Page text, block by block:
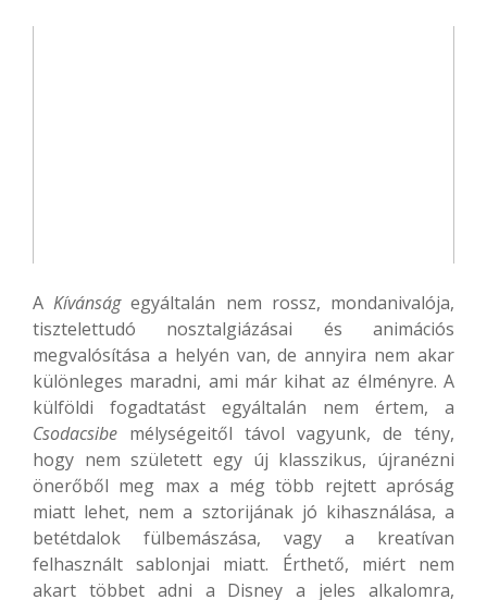
AKívánságegyáltalán nem rossz, mondanivalója,
tisztelettudó nosztalgiázásai és animációs
megvalósítása a helyén van, de annyira nem akar
különleges maradni, ami már kihat az élményre. A
külföldi fogadtatást egyáltalán nem értem, a
Csodacsibe mélységeitől távol vagyunk, de tény,
hogy nem született egy új klasszikus, újranézni
önerőből meg max a még több rejtett apróság
miatt lehet, nem a sztorijának jó kihasználása, a
betétdalok fülbemászása, vagy a kreatívan
felhasznált sablonjai miatt. Érthető, miért nem
akart többet adni a Disney a jeles alkalomra,